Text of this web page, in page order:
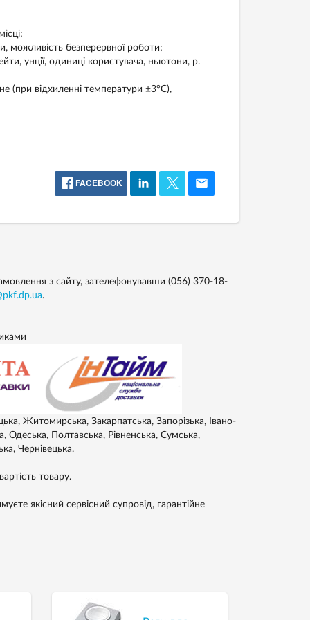
можливість безперервної роботи;
унції, одиниці користувача, ньютони, р.
(при відхиленні температури ±3°C),
FACEBOOK
з сайту, зателефонувавши (056) 370-18-
.
Житомирська, Закарпатська, Запорізька, Івано-
Одеська, Полтавська, Рівненська, Сумська,
Чернівецька.
товару.
якісний сервісний супровід, гарантійне